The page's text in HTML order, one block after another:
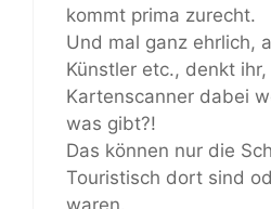
kommt prima zurecht.
Und mal ganz ehrlich,
Künstler etc., denkt
Kartenscanner dabei
was gibt?!
Das können nur die
Touristisch dort sind
waren.